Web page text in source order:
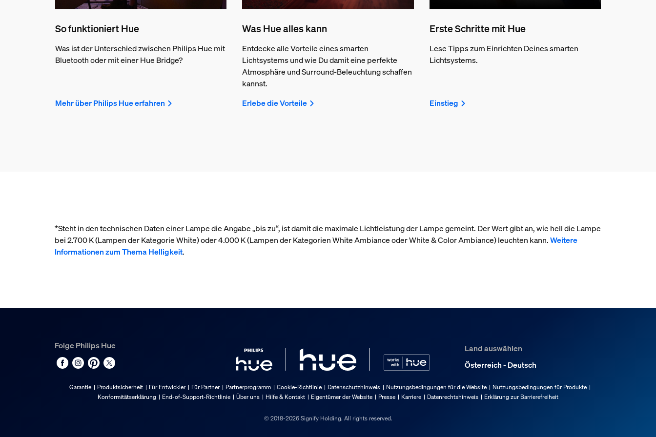
So funktioniert Hue
Was ist der Unterschied zwischen Philips Hue mit
Bluetooth oder mit einer Hue Bridge?
Mehr über Philips Hue erfahren
Was Hue alles kann
Entdecke alle Vorteile eines smarten
Lichtsystems und wie Du damit eine perfekte
Atmosphäre und Surround-Beleuchtung schaffen
kannst.
Erlebe die Vorteile
Erste Schritte mit Hue
Lese Tipps zum Einrichten Deines smarten
Lichtsystems.
Einstieg
*Steht in den technischen Daten einer Lampe die Angabe „bis zu“, ist damit die maximale Lichtleistung der Lampe gemeint. Der Wert gibt an, wie hell die Lampe
bei 2.700 K (Lampen der Kategorie White) oder 4.000 K (Lampen der Kategorien White Ambiance oder White & Color Ambiance) leuchten kann.Weitere
Informationen zum Thema Helligkeit.
Folge Philips Hue
Land auswählen
Österreich - Deutsch
Garantie Produktsicherheit Für Entwickler Für Partner Partnerprogramm Cookie-Richtlinie Datenschutzhinweis Nutzungsbedingungen für die Website
Nutzungsbedingungen für Produkte
Konformitätserklärung
End-of-Support-Richtlinie Über uns Hilfe & Kontakt Eigentümer der Website Presse Karriere Datenrechtshinweis Erklärung zur Barrierefreiheit
© 2018-2026 Signify Holding. All rights reserved.